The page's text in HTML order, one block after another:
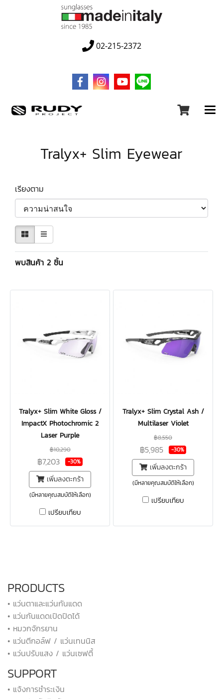
02-215-2372
Tralyx+ Slim Eyewear
เรียงตาม
พบสินค้า 2 ชิ้น
Tralyx+ Slim White Gloss /
ImpactX Photochromic 2
Laser Purple
฿10,290
฿7,203 -30%
เพิ่มลงตะกร้า
(มีหลายคุณสมบัติให้เลือก)
เปรียบเทียบ
Tralyx+ Slim Crystal Ash /
Multilaser Violet
฿8,550
฿5,985 -30%
เพิ่มลงตะกร้า
(มีหลายคุณสมบัติให้เลือก)
เปรียบเทียบ
PRODUCTS
• แว่นตาและแว่นกันแดด
• แว่นกันแดดเปิดปิดได้
• หมวกจักรยาน
• แว่นตีกอล์ฟ / แว่นเทนนิส
• แว่นปรับแสง / แว่นเซฟตี้
SUPPORT
• แจ้งการชำระเงิน